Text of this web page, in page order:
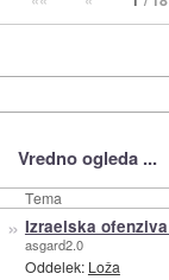
Vredno ogleda ...
Tema
» Izraelska
asgard2.0
Oddelek: Loža